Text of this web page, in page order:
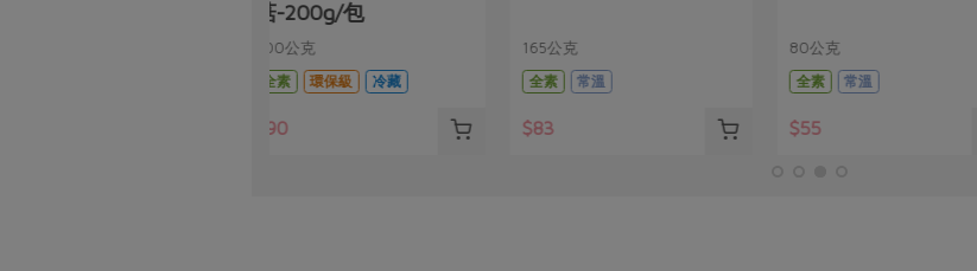
80公克
全素
常溫
$55
20克
全素
20公克/包
常溫